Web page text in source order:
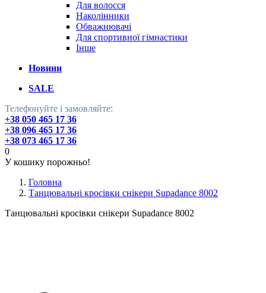
Для волосся
Наколінники
Обважнювачі
Для спортивної гімнастики
Інше
Новини
SALE
Телефонуйте і замовляйте:
+38 050 465 17 36
+38 096 465 17 36
+38 073 465 17 36
0
У кошику порожньо!
Головна
Танцювальні кросівки снікери Supadance 8002
Танцювальні кросівки снікери Supadance 8002